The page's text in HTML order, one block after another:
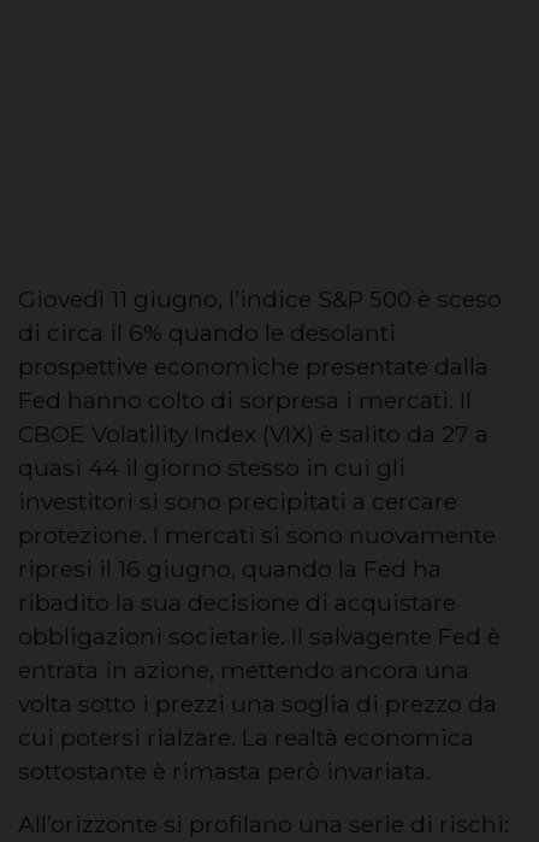
Giovedì 11 giugno, l’indice S&P 500 è sceso
di circa il 6% quando le desolanti
prospettive economiche presentate dalla
Fed hanno colto di sorpresa i mercati. Il
CBOE Volatility Index (VIX) è salito da 27 a
quasi 44 il giorno stesso in cui gli
investitori si sono precipitati a cercare
protezione. I mercati si sono nuovamente
ripresi il 16 giugno, quando la Fed ha
ribadito la sua decisione di acquistare
obbligazioni societarie. Il salvagente Fed è
entrata in azione, mettendo ancora una
volta sotto i prezzi una soglia di prezzo da
cui potersi rialzare. La realtà economica
sottostante è rimasta però invariata.
All’orizzonte si profilano una serie di rischi: